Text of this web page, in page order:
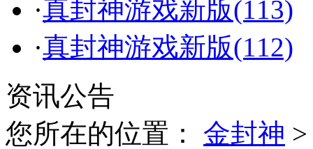
·真封神游戏新版(113)
·真封神游戏新版(112)
资讯公告
您所在的位置： 金封神